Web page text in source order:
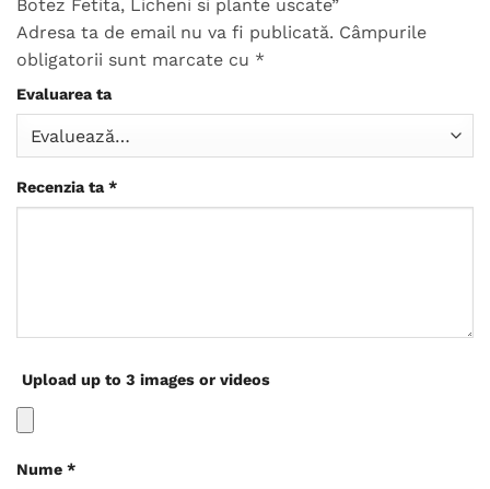
Botez Fetita, Licheni si plante uscate”
Adresa ta de email nu va fi publicată. Câmpurile
obligatorii sunt marcate cu *
Evaluarea ta
Recenzia ta *
Upload up to 3 images or videos
Nume *